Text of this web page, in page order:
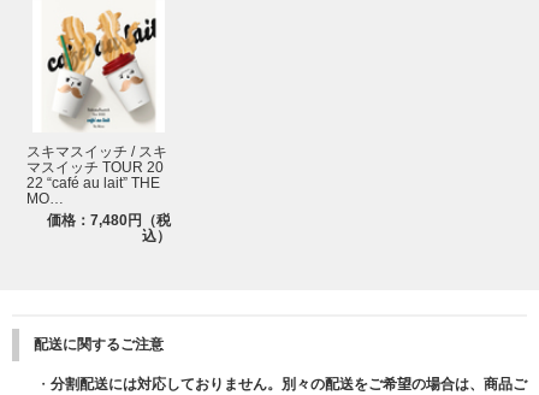
Ah Yeah!!
全力少年
されど愛しき人生
08. 風がめくるページ
ボーナストラック
スキマのはなし⑥（MC集）
10. 「どーん」(2022.4.16 at なら100年会館)
ボーナストラック
スキマスイッチ / スキ
マスイッチ TOUR 20
22 “café au lait” THE
MO…
価格：7,480円（税
込）
配送に関するご注意
・ 分割配送には対応しておりません。別々の配送をご希望の場合は、商品ご